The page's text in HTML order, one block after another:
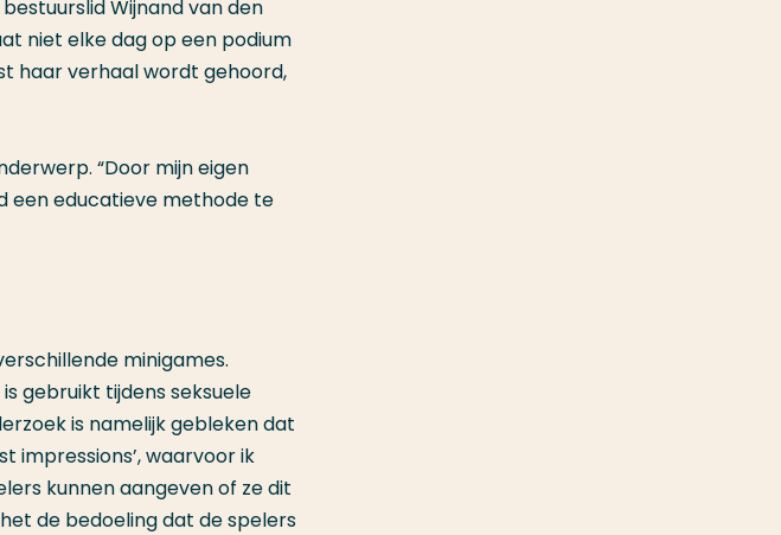
Wijnand van den
niet elke dag op een podium
haar verhaal wordt gehoord,
“Door mijn eigen
een educatieve methode te
minigames.
gebruikt tijdens seksuele
is namelijk gebleken dat
impressions’, waarvoor ik
kunnen aangeven of ze dit
de bedoeling dat de spelers